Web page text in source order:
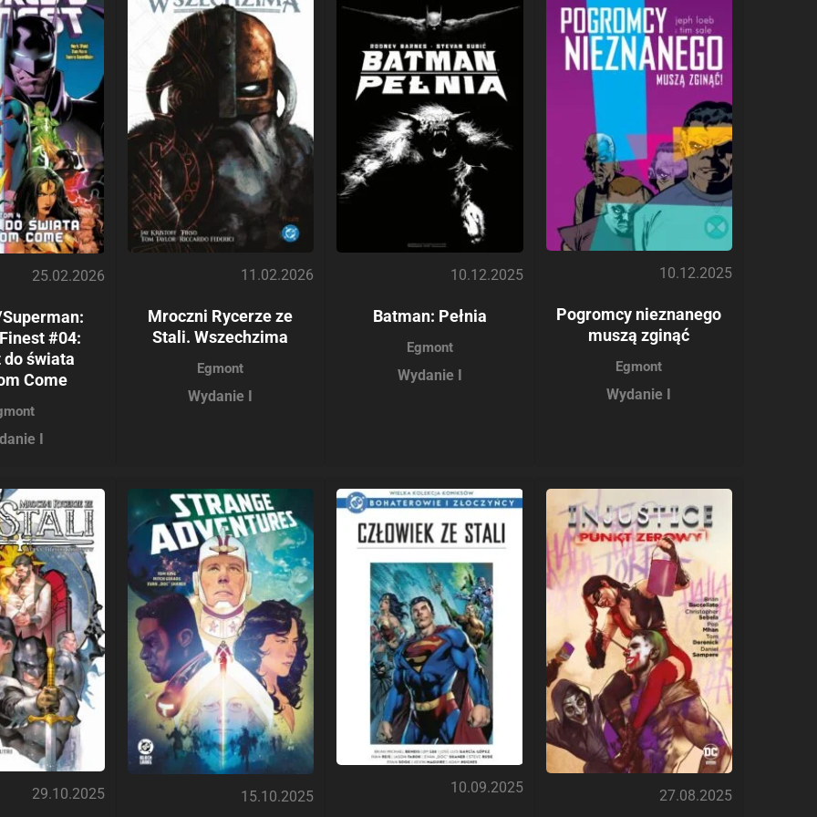
25.02.2026
#04:
świata
Come
I
11.02.2026
Mroczni Rycerze ze
Stali. Wszechzima
Egmont
Wydanie I
10.12.2025
Batman: Pełnia
Egmont
Wydanie I
10.12.2025
Pogromcy nieznanego
muszą zginąć
Egmont
Wydanie I
29.10.2025 15.10.2025
10.09.2025 27.08.2025